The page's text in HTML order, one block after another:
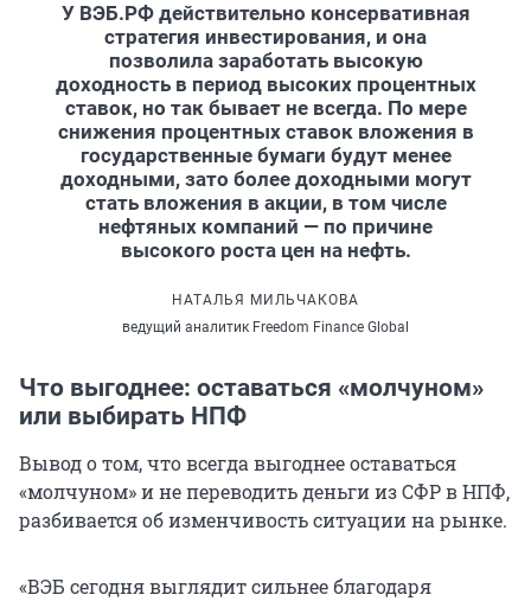
У ВЭБ.РФ действительно консервативная
стратегия инвестирования, и она
позволила заработать высокую
доходность в период высоких процентных
ставок, но так бывает не всегда. По мере
снижения процентных ставок вложения в
государственные бумаги будут менее
доходными, зато более доходными могут
стать вложения в акции, в том числе
нефтяных компаний — по причине
высокого роста цен на нефть.
НАТАЛЬЯ МИЛЬЧАКОВА
ведущий аналитик Freedom Finance Global
Что выгоднее: оставаться «молчуном»
или выбирать НПФ
Вывод о том, что всегда выгоднее оставаться
«молчуном» и не переводить деньги из СФР в НПФ,
разбивается об изменчивость ситуации на рынке.
«ВЭБ сегодня выглядит сильнее благодаря